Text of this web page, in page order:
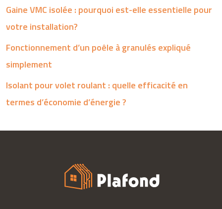
Gaine VMC isolée : pourquoi est-elle essentielle pour
votre installation?
Fonctionnement d’un poêle à granulés expliqué
simplement
Isolant pour volet roulant : quelle efficacité en
termes d’économie d’énergie ?